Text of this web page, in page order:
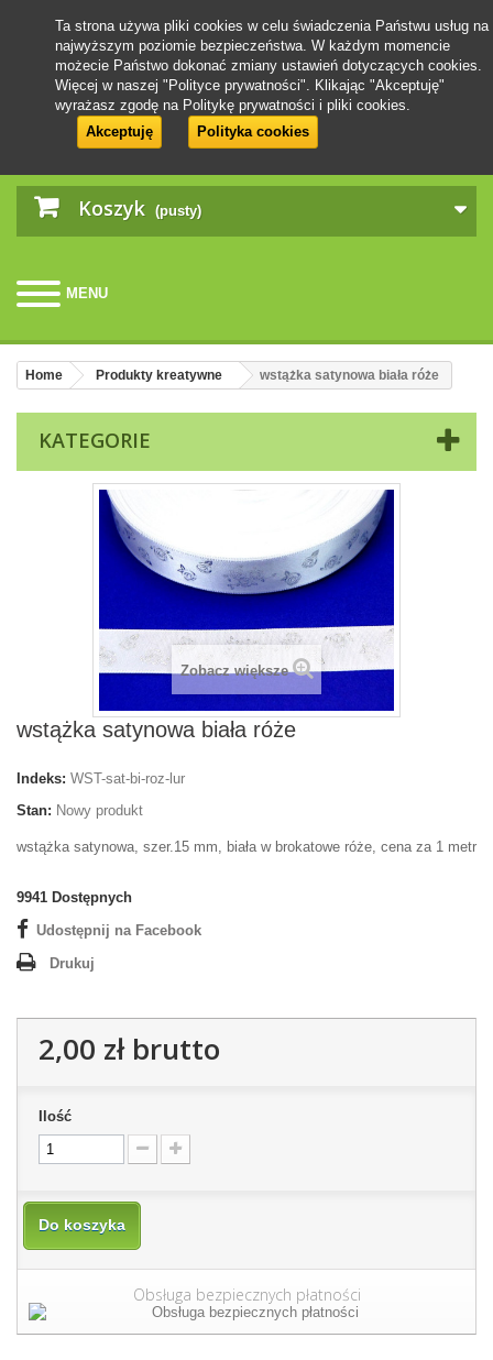
Koszyk (pusty)
MENU
Ta strona używa pliki cookies w celu świadczenia Państwu usług na
najwyższym poziomie bezpieczeństwa. W każdym momencie
możecie Państwo dokonać zmiany ustawień dotyczących cookies.
Więcej w naszej "Polityce prywatności". Klikając "Akceptuję"
wyrażasz zgodę na Politykę prywatności i pliki cookies.
Akceptuję
Polityka cookies
Home Produkty kreatywne wstążka satynowa biała róże
KATEGORIE
Zobacz większe
wstążka satynowa biała róże
Indeks: WST-sat-bi-roz-lur
Stan: Nowy produkt
wstążka satynowa, szer.15 mm, biała w brokatowe róże, cena za 1 metr
9941 Dostępnych
Udostępnij na Facebook
Drukuj
2,00 złbrutto
Ilość
Do koszyka
Obsługa bezpiecznych płatności